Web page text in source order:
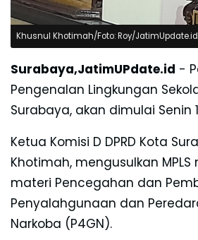
Khusnul Khotimah/Foto: Roy/JatimUpdate.id
Surabaya,JatimUPdate.id -
Pengenalan Lingkungan
Surabaya, akan dimulai Senin
Ketua Komisi D DPRD Kota
Khotimah, mengusulkan
materi Pencegahan dan
Penyalahgunaan dan
Narkoba (P4GN).